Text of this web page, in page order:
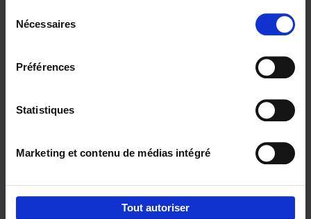
Nécessaires
Préférences
Statistiques
Marketing et contenu de médias intégré
Tout autoriser
Digital marketing like a PRO -
completely revised edition (EN)